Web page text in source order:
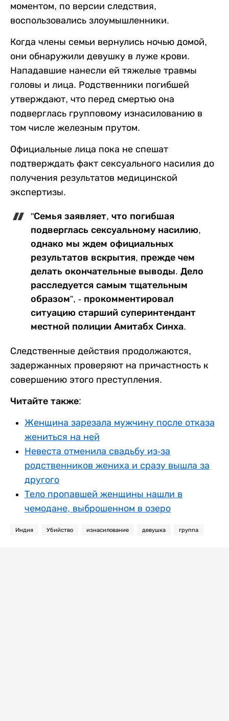
моментом, по версии следствия,
воспользовались злоумышленники.
Когда члены семьи вернулись ночью домой,
они обнаружили девушку в луже крови.
Нападавшие нанесли ей тяжелые травмы
головы и лица. Родственники погибшей
утверждают, что перед смертью она
подверглась групповому изнасилованию в
том числе железным прутом.
Официальные лица пока не спешат
подтверждать факт сексуального насилия до
получения результатов медицинской
экспертизы.
"Семья заявляет, что погибшая
подверглась сексуальному насилию,
однако мы ждем официальных
результатов вскрытия, прежде чем
делать окончательные выводы. Дело
расследуется самым тщательным
образом”, - прокомментировал
ситуацию старший суперинтендант
местной полиции Амитабх Синха.
Следственные действия продолжаются,
задержанных проверяют на причастность к
совершению этого преступления.
Читайте также:
Женщина зарезала мужчину после отказа
жениться на ней
Невеста отменила свадьбу из-за
родственников жениха и сразу вышла за
другого
Тело пропавшей женщины нашли в
чемодане, выброшенном в озеро
Индия Убийство изнасилование девушка группа